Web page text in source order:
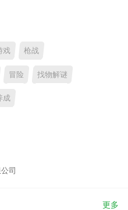
戏 枪战
冒险 找物解谜
成
司
更多